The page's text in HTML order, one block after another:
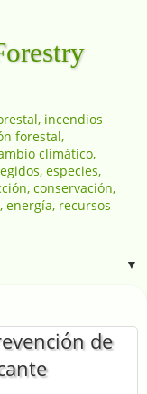
incendios
forestal,
climático,
especies,
conservación,
energía, recursos
▼
de